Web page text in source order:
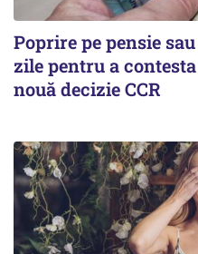
Poprire pe pensie
zile pentru a
nouă decizie CCR